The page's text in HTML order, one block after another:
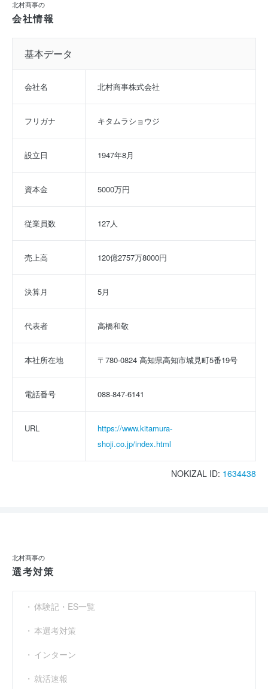
北村商事の
会社情報
基本データ
会社名 北村商事株式会社
フリガナ キタムラショウジ
設立日 1947年8月
資本金 5000万円
従業員数 127人
売上高 120億2757万8000円
決算月 5月
代表者 高橋和敬
本社所在地 〒780-0824 高知県高知市城見町5番19号
電話番号 088-847-6141
URL
https://www.kitamura-
shoji.co.jp/index.html
NOKIZAL ID: 1634438
北村商事の
選考対策
体験記・ES一覧
本選考対策
インターン
就活速報